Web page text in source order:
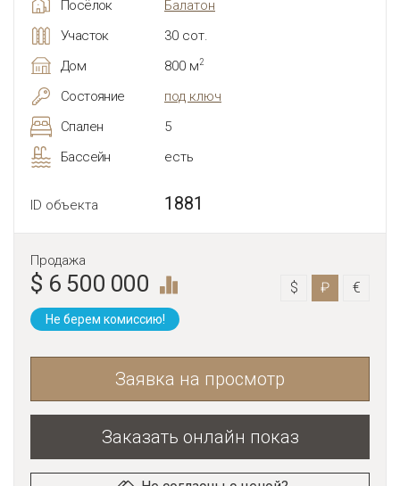
Посёлок
Балатон
Участок
30 сот.
Дом
800 м2
Состояние
под ключ
Спален
5
Бассейн
есть
ID объекта 1881
Продажа
$ 6 500 000 $ ₽ €
Не берем комиссию!
Заявка на просмотр
Заказать онлайн показ